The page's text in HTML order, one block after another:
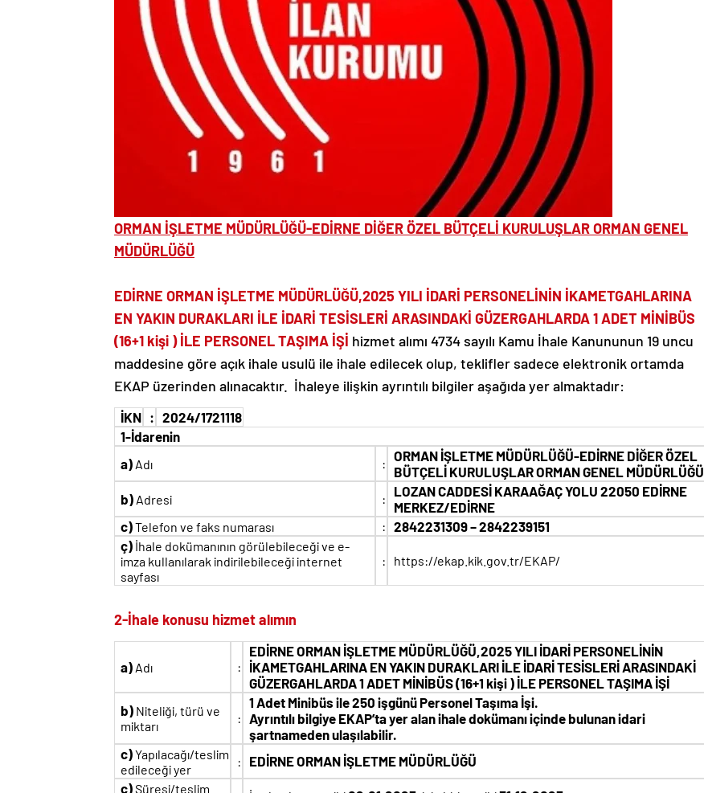
ORMAN İŞLETME MÜDÜRLÜĞÜ-EDİRNE DİĞER ÖZEL BÜTÇELİ KURULUŞLAR ORMAN GENEL
MÜDÜRLÜĞÜ
EDİRNE ORMAN İŞLETME MÜDÜRLÜĞÜ,2025 YILI İDARİ PERSONELİNİN İKAMETGAHLARINA
EN YAKIN DURAKLARI İLE İDARİ TESİSLERİ ARASINDAKİ GÜZERGAHLARDA 1 ADET MİNİBÜS
(16+1 kişi ) İLE PERSONEL TAŞIMA İŞİ hizmet alımı 4734 sayılı Kamu İhale Kanununun 19 uncu
maddesine göre açık ihale usulü ile ihale edilecek olup, teklifler sadece elektronik ortamda
EKAP üzerinden alınacaktır. İhaleye ilişkin ayrıntılı bilgiler aşağıda yer almaktadır:
İKN : 2024/1721118
1-İdarenin
a) Adı : ORMAN İŞLETME MÜDÜRLÜĞÜ-EDİRNE DİĞER ÖZEL
BÜTÇELİ KURULUŞLAR ORMAN GENEL MÜDÜRLÜĞÜ
b) Adresi :
LOZAN CADDESİ KARAAĞAÇ YOLU 22050 EDİRNE
MERKEZ/EDİRNE
c)Telefon ve faks numarası : 2842231309 – 2842239151
ç) İhale dokümanının görülebileceği ve e-
imza kullanılarak indirilebileceği internet
sayfası
: https://ekap.kik.gov.tr/EKAP/
2-İhale konusu hizmet alımın
a) Adı :
EDİRNE ORMAN İŞLETME MÜDÜRLÜĞÜ,2025 YILI İDARİ PERSONELİNİN
İKAMETGAHLARINA EN YAKIN DURAKLARI İLE İDARİ TESİSLERİ ARASINDAKİ
GÜZERGAHLARDA 1 ADET MİNİBÜS (16+1 kişi ) İLE PERSONEL TAŞIMA İŞİ
b) Niteliği, türü ve
miktarı
:
1 Adet Minibüs ile 250 işgünü Personel Taşıma İşi.
Ayrıntılı bilgiye EKAP’ta yer alan ihale dokümanı içinde bulunan idari
şartnameden ulaşılabilir.
c)Yapılacağı/teslim
edileceği yer
:
EDİRNE ORMAN İŞLETME MÜDÜRLÜĞÜ
ç)Süresi/teslim